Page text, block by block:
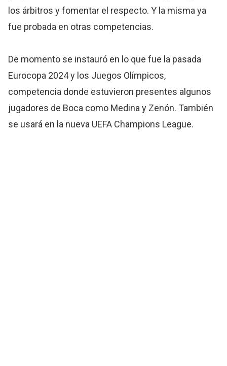
los árbitros y fomentar el respecto. Y la misma ya
fue probada en otras competencias.
De momento se instauró en lo que fue la pasada
Eurocopa 2024 y los Juegos Olímpicos,
competencia donde estuvieron presentes algunos
jugadores de Boca como Medina y Zenón. También
se usará en la nueva UEFA Champions League.